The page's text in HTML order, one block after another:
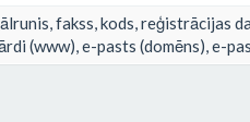
fakss, kods, reģistrācijas
(www), e-pasts (domēns), e-